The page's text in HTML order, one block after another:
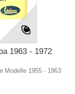
1963 - 1972
Modelle 1955 - 1963